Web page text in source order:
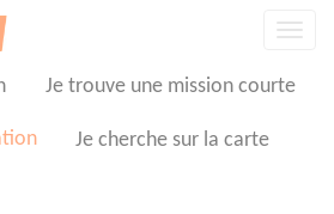
Je trouve une mission courte
Je cherche sur la carte